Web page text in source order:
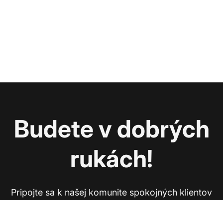
Budete v dobrých
rukách!
Pripojte sa k našej komunite spokojných klientov